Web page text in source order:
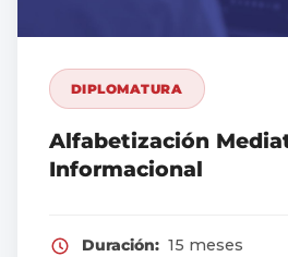
DIPLOMATURA
Alfabetización
Informacional
Duración: 15 meses